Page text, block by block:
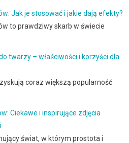
Jak je stosować i jakie dają efekty?
to prawdziwy skarb w świecie
twarzy – właściwości i korzyści dla
coraz większą popularność
Ciekawe i inspirujące zdjęcia
świat, w którym prostota i